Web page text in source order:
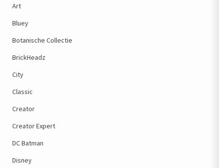
Art
Bluey
Botanische Collectie
BrickHeadz
City
Classic
Creator
Creator Expert
DC Batman
Disney